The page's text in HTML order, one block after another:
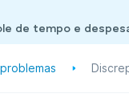
de tempo e